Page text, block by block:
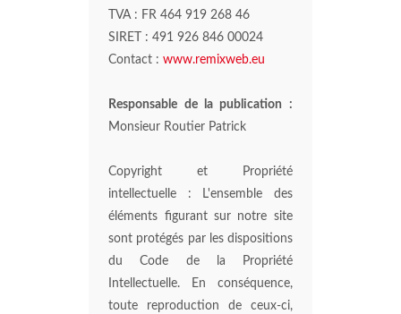
TVA : FR 464 919 268 46
SIRET : 491 926 846 00024
Contact :www.remixweb.eu
Responsable de la publication :
Monsieur Routier Patrick
Copyright et Propriété
intellectuelle : L'ensemble des
éléments figurant sur notre site
sont protégés par les dispositions
du Code de la Propriété
Intellectuelle. En conséquence,
toute reproduction de ceux-ci,